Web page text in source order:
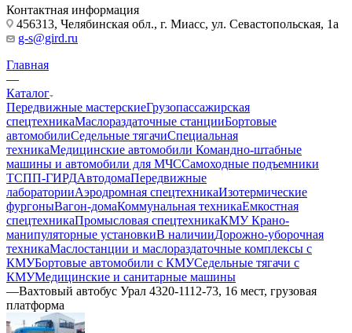
Контактная информация
456313, Челябинская обл., г. Миасс, ул. Севастопольская, 1а
g-s@gird.ru
Главная
—
Каталог
Передвижные мастерскиеГрузопассажирская
спецтехникаМаслораздаточные станцииБортовые
автомобилиСедельные тягачиСпециальная
техникаМедицинские автомобили Командно-штабные
машины и автомобили для МЧССамоходные подъемники
ТСПП-ГИРДАвтодомаПередвижные
лабораторииАэродромная спецтехникаИзотермические
фургоныВагон-домаКоммунальная техникаЕмкостная
спецтехникаПромысловая спецтехникаКМУ Крано-
манипуляторные установкиВ наличииДорожно-уборочная
техникаМаслостанции и маслораздаточные комплексы с
КМУБортовые автомобили с КМУСедельные тягачи с
КМУМедицинские и санитарные машины
—Вахтовый автобус Урал 4320-1112-73, 16 мест, грузовая
платформа